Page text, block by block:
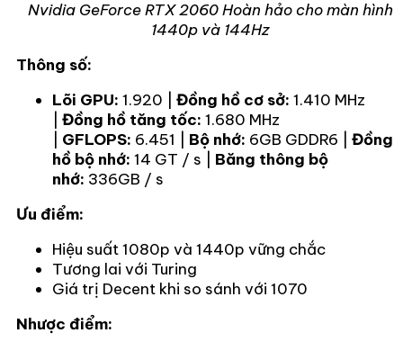
Nvidia GeForce RTX 2060 Hoàn hảo cho màn hình
1440p và 144Hz
Thông số:
Lõi GPU: 1.920 | Đồng hồ cơ sở: 1.410 MHz
Đồng hồ tăng tốc: 1.680 MHz
GFLOPS: 6.451 | Bộ nhớ: 6GB GDDR6 | Đồng
hồ bộ nhớ: 14 GT / s | Băng thông bộ
nhớ: 336GB / s
Ưu điểm:
Hiệu suất 1080p và 1440p vững chắc
Tương lai với Turing
Giá trị Decent khi so sánh với 1070
Nhược điểm: